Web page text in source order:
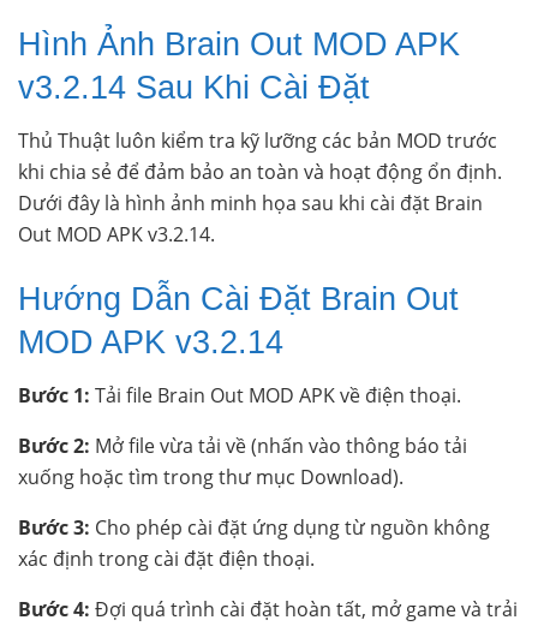
Hình Ảnh Brain Out MOD APK
v3.2.14 Sau Khi Cài Đặt
Thủ Thuật luôn kiểm tra kỹ lưỡng các bản MOD trước
khi chia sẻ để đảm bảo an toàn và hoạt động ổn định.
Dưới đây là hình ảnh minh họa sau khi cài đặt Brain
Out MOD APK v3.2.14.
Hướng Dẫn Cài Đặt Brain Out
MOD APK v3.2.14
Bước 1: Tải file Brain Out MOD APK về điện thoại.
Bước 2: Mở file vừa tải về (nhấn vào thông báo tải
xuống hoặc tìm trong thư mục Download).
Bước 3: Cho phép cài đặt ứng dụng từ nguồn không
xác định trong cài đặt điện thoại.
Bước 4: Đợi quá trình cài đặt hoàn tất, mở game và trải